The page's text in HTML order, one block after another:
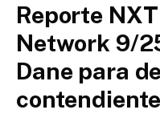
Reporte
Network 9/
Dane para